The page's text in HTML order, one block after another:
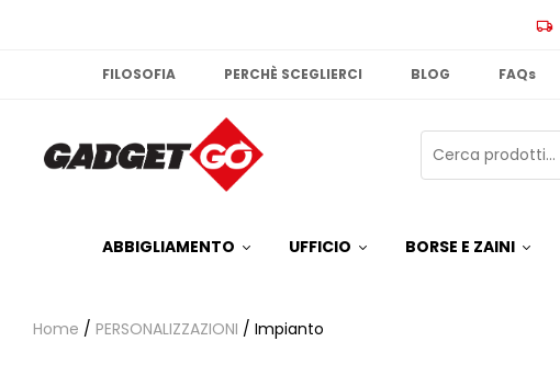
FILOSOFIA PERCHÈ SCEGLIERCI BLOG FAQs
ABBIGLIAMENTO UFFICIO BORSE E ZAINI
Home / PERSONALIZZAZIONI / Impianto